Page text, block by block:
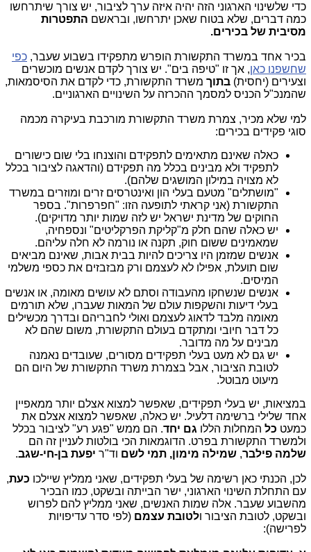
כדי שלשינוי הארגוני הזה יהיה איזה ערך לציבור, יש צורך שיתרחשו
כמה דברים, שלא בטוח שאכן יתרחשו, ובראשם התפטרות
מסיבית של בכירים.
בכיר אחד במשרד התקשורת הופרש מתפקידו בשבוע שעבר, כפי
שחשפנו כאן, אך זו "טיפה בים". יש צורך לקדם אנשים מוכשרים
וצעירים (יחסית) בתוך משרד התקשורת, כדי לקדם את הסיסמאות,
שהמנכ"ל הכניס למסמך ההכרזה על השינויים הארגוניים.
למי שלא מכיר, צמרת משרד התקשורת מורכבת בעיקרה מכמה
סוגי פקידים בכירים:
כאלה שאינם מתאימים לתפקידם והוצנחו בלי שום כישורים
לתפקיד ולא מבינים בכלל מה תפקידם (והדאגה לציבור בכלל
לא מצויה במילון המושגים שלהם).
"מושתלים" מטעם בעלי הון ואינטרסים זרים ומוזרים במשרד
התקשורת (אני קראתי לתופעה הזו: "חפרפרות". בספר
החוקים של מדינת ישראל יש לזה שמות יותר מדויקים).
יש כאלה שהם חלק מ"קליקת הפרקליטים" ונספחיה,
שמאמינים ששום חוק, תקנה או נורמה לא חלה עליהם.
אנשים שמזמן היו צריכים להיות בבית אבות, שאינם מביאים
שום תועלת, אפילו לא לעצמם ורק מבזבזים את כספי משלמי
המיסים.
אנשים שנשחקו מהעבודה וסתם לא עושים מאומה, או אנשים
בעלי דיעות והשקפות עולם של המאות שעברו, שלא תורמים
מאומה מלבד לדאוג לעצמם ואולי לחבריהם ובדרך מכשילים
כל דבר חיובי ומתקדם בעולם התקשורת, משום שהם לא
מבינים על מה מדובר.
יש גם לא מעט בעלי תפקידים מסורים, שעובדים נאמנה
לטובת הציבור, אבל בצמרת משרד התקשורת של היום הם
מיעוט מבוטל.
במציאות, יש בעלי תפקידים, שאפשר למצוא אצלם יותר ממאפיין
אחד שלילי ברשימה דלעיל. יש כאלה, שאפשר למצוא אצלם את
כמעט כל המחלות הללו גם יחד. הם ממש "פגע רע" לציבור בכלל
ולמשרד התקשורת בפרט. הדוגמאות הכי בולטות לעניין זה הם
שלמה פילבר, שמילה מימון, תמי לשם וד"ר יפעת בן-חי-שגב.
לכן, הכנתי כאן רשימה של בעלי תפקידים, שאני ממליץ שיילכו כעת,
עם התחלת השינוי הארגוני, ישר הבייתה ובשקט, כמו הבכיר
מהשבוע שעבר. אלה שמות האנשים, שאני ממליץ להם לפרוש
ובשקט, לטובת הציבור ולטובת עצמם (לפי סדר עדיפויות
לפרישה):